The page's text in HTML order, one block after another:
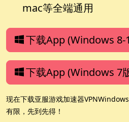
mac等全端通用
下载App (Windows 8-
下载App (Windows 7
现在下载亚服游戏加速器
有限，先到先得！